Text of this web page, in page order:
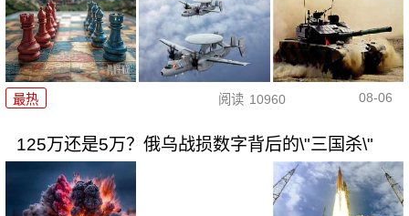
最热 阅读 10960 08-06
125万还是5万？俄乌战损数字背后的\"三国杀\"